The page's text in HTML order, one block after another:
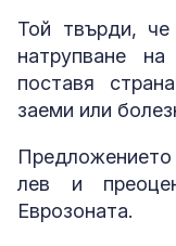
Той твърди, че
натрупване
поставя
заеми или
лев и
Еврозоната.